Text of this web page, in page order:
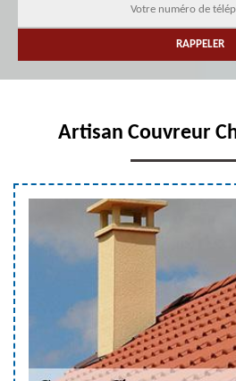
Artisan Couvreur